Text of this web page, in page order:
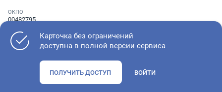
ОКПО
00482795
Телефон
Не указан
Как оценить состояние компании
Карточка без ограничений
доступна в полной версии сервиса
ПОЛУЧИТЬ ДОСТУП ВОЙТИ